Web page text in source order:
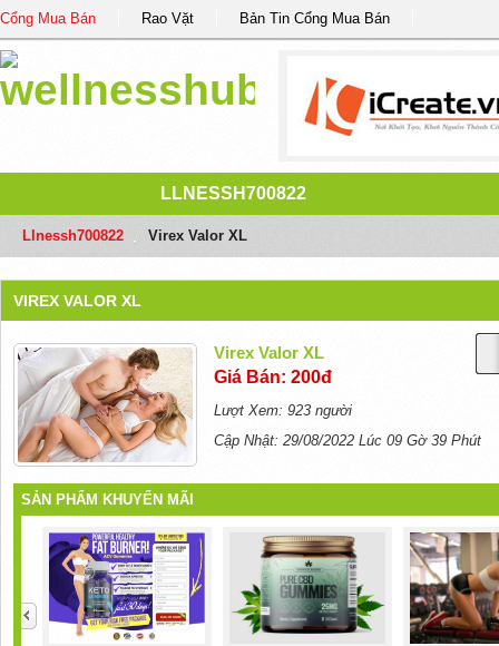
Cổng Mua Bán Rao Vặt Bản Tin Cổng Mua Bán
LLNESSH700822
Llnessh700822 Virex Valor XL
VIREX VALOR XL
Virex Valor XL
Giá Bán: 200đ
Lượt Xem: 923 người
Cập Nhật: 29/08/2022 Lúc 09 Gờ 39 Phút
SẢN PHẨM KHUYẾN MÃI